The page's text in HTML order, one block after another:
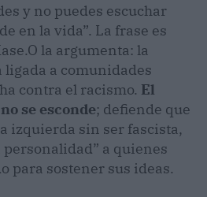
y no puedes escuchar
en la vida”. La frase es
la argumenta: la
a comunidades
contra el racismo. El
se esconde; defiende que
izquierda sin ser fascista,
personalidad” a quienes
para sostener sus ideas.